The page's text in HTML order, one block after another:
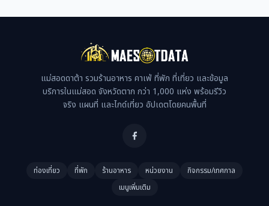
แม่สอดดาต้า รวมร้านอาหาร คาเฟ่ ที่พัก ที่เที่ยว และข้อมูล
บริการในแม่สอด จังหวัดตาก กว่า 1,000 แห่ง พร้อมรีวิว
จริง แผนที่ และไกด์เที่ยว อัปเดตโดยคนพื้นที่
ท่องเที่ยว ที่พัก ร้านอาหาร หน่วยงาน
กิจกรรม/เทศกาล
เมนูเพิ่มเติม